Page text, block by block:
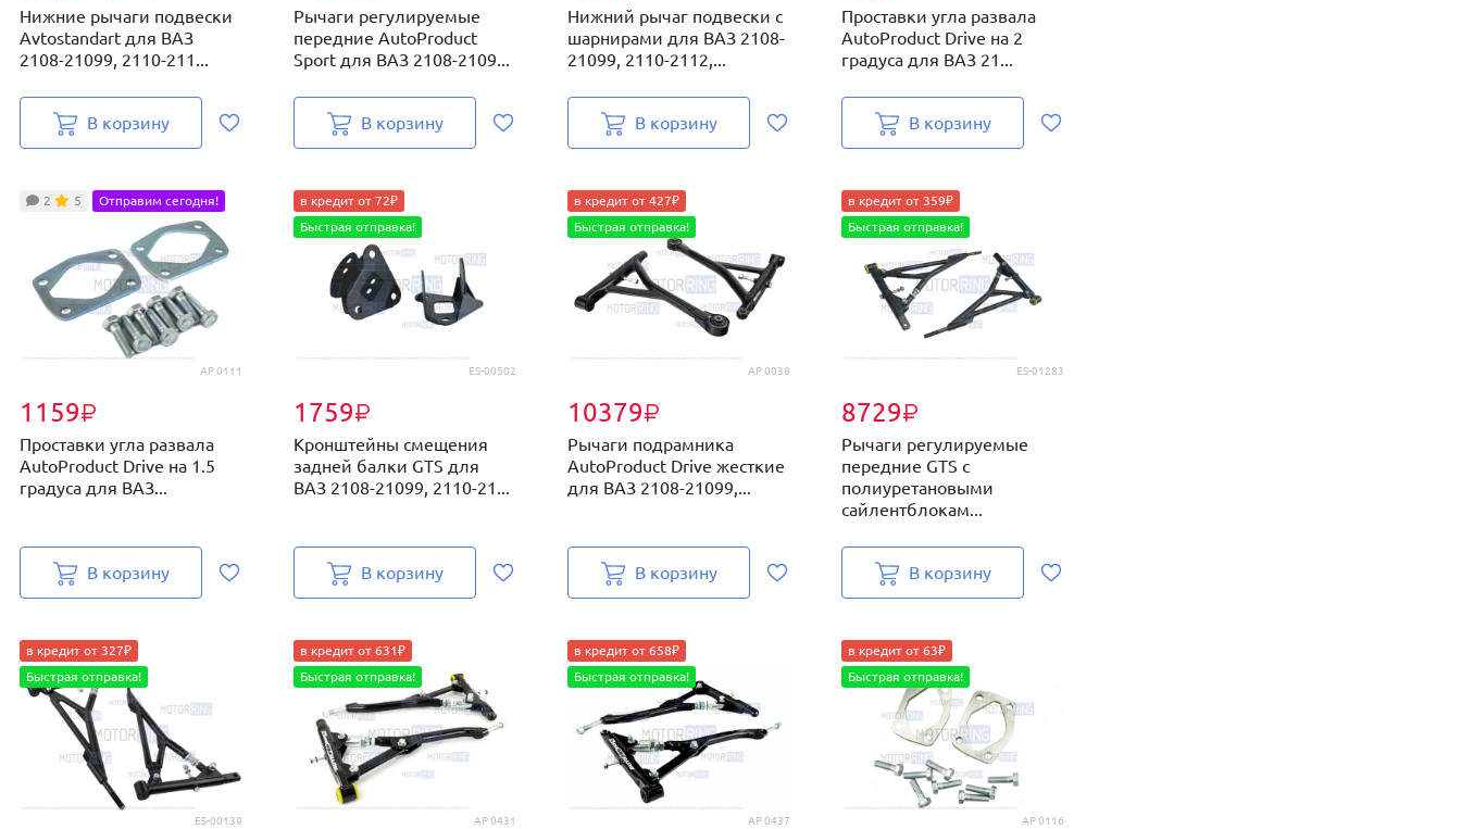
Нижние рычаги подвески
Avtostandart для ВАЗ
2108-21099, 2110-211...
В корзину
Рычаги регулируемые
передние AutoProduct
Sport для ВАЗ 2108-2109...
В корзину
Нижний рычаг подвески с
шарнирами для ВАЗ 2108-
21099, 2110-2112,...
В корзину
Проставки угла развала
AutoProduct Drive на 2
градуса для ВАЗ 21...
В корзину
AP 0111
1159₽
2 5 Отправим сегодня!
Проставки угла развала
AutoProduct Drive на 1.5
градуса для ВАЗ...
В корзину
ES-00502
1759₽
в кредит от 72₽
Быстрая отправка!
Кронштейны смещения
задней балки GTS для
ВАЗ 2108-21099, 2110-21...
В корзину
AP 0038
10379₽
в кредит от 427₽
Быстрая отправка!
Рычаги подрамника
AutoProduct Drive жесткие
для ВАЗ 2108-21099,...
В корзину
ES-01283
8729₽
в кредит от 359₽
Быстрая отправка!
Рычаги регулируемые
передние GTS с
полиуретановыми
сайлентблокам...
В корзину
ES-00139
в кредит от 327₽
Быстрая отправка!
AP 0431
в кредит от 631₽
Быстрая отправка!
AP 0437
в кредит от 658₽
Быстрая отправка!
AP 0116
в кредит от 63₽
Быстрая отправка!